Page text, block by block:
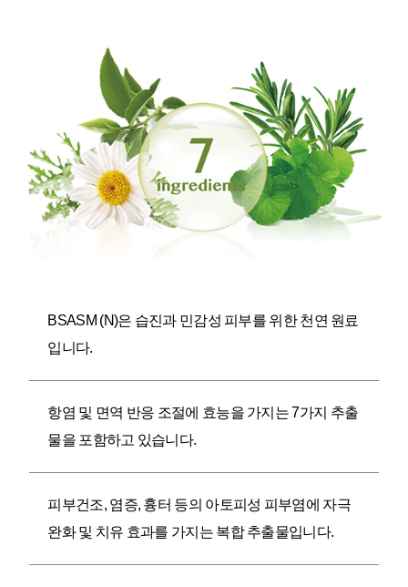
BSASM (N)은 습진과 민감성 피부를 위한 천연 원료
입니다.
항염 및 면역 반응 조절에 효능을 가지는 7가지 추출
물을 포함하고 있습니다.
피부건조, 염증, 흉터 등의 아토피성 피부염에 자극
완화 및 치유 효과를 가지는 복합 추출물입니다.